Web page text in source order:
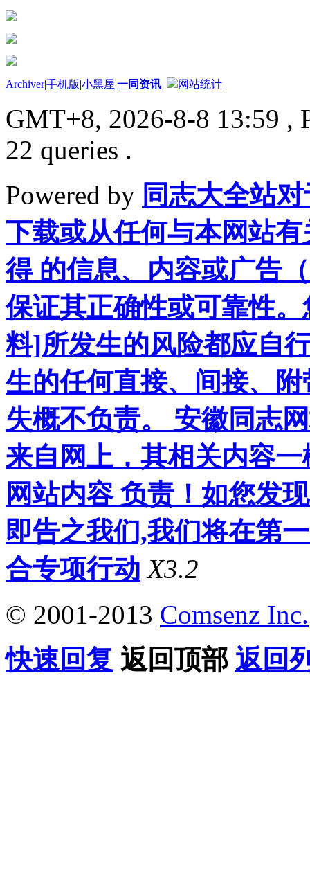
Archiver|手机版|小黑屋|一同资讯 网站统计
GMT+8, 2026-8-8 13:59 ,
22 queries .
Powered by 同志大全站
下载或从任何与本网站
得 的信息、内容或广告
保证其正确性或可靠性
料]所发生的风险都应自
生的任何直接、间接、
失概不负责。 安徽同志
来自网上，其相关内容
网站内容 负责！如您发
即告之我们,我们将在第
合专项行动 X3.2
© 2001-2013 Comsenz Inc.
快速回复 返回顶部 返回